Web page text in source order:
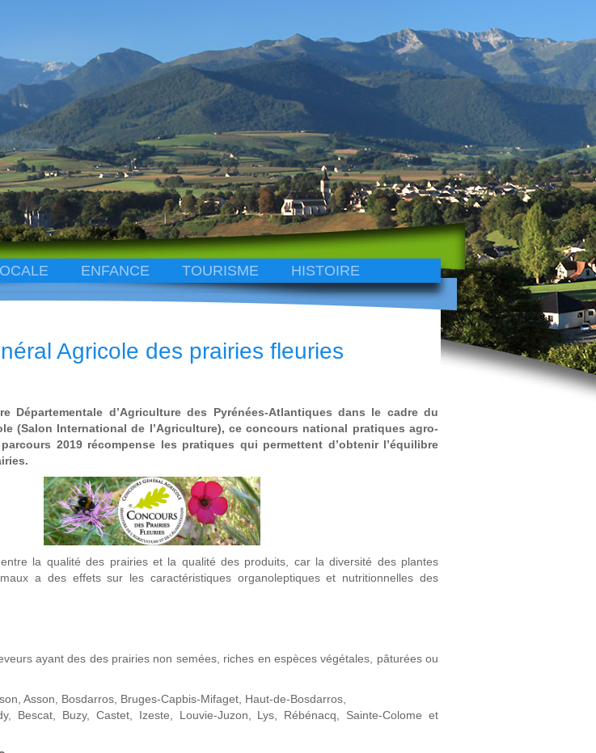
ENFANCE TOURISME HISTOIRE
Agricole des prairies fleuries
Départementale d’Agriculture des Pyrénées-Atlantiques dans le cadre du
(Salon International de l’Agriculture), ce concours national pratiques agro-
2019 récompense les pratiques qui permettent d’obtenir l’équilibre
la qualité des prairies et la qualité des produits, car la diversité des plantes
a des effets sur les caractéristiques organoleptiques et nutritionnelles des
ayant des des prairies non semées, riches en espèces végétales, pâturées ou
Asson, Bosdarros, Bruges-Capbis-Mifaget, Haut-de-Bosdarros,
Bescat, Buzy, Castet, Izeste, Louvie-Juzon, Lys, Rébénacq, Sainte-Colome et